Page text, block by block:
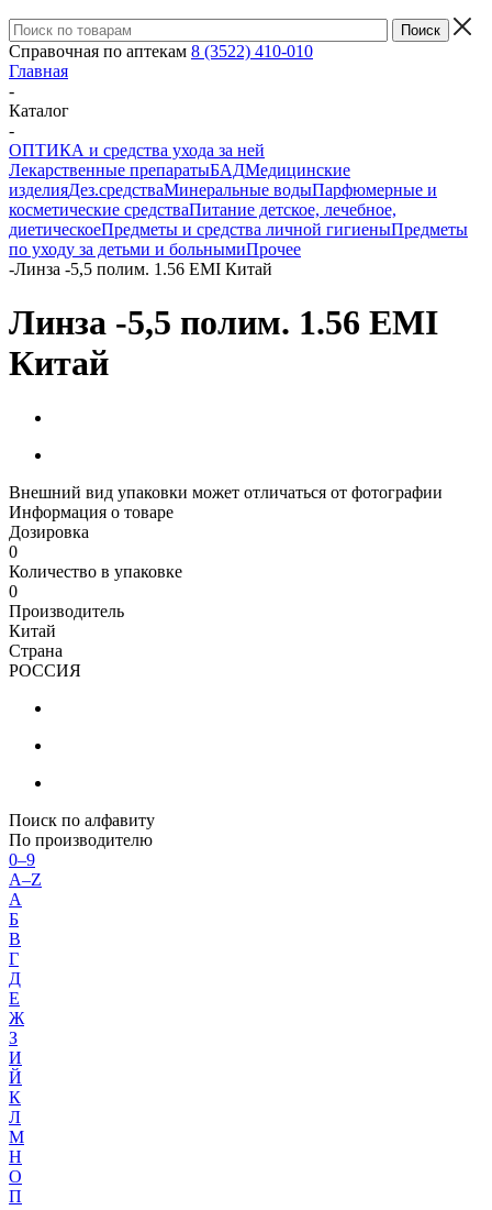
Справочная по аптекам 8 (3522) 410-010
Главная
-
Каталог
-
ОПТИКА и средства ухода за ней
Лекарственные препаратыБАДМедицинские
изделияДез.средстваМинеральные водыПарфюмерные и
косметические средстваПитание детское, лечебное,
диетическоеПредметы и средства личной гигиеныПредметы
по уходу за детьми и больнымиПрочее
-Линза -5,5 полим. 1.56 EMI Китай
Линза -5,5 полим. 1.56 EMI
Китай
Внешний вид упаковки может отличаться от фотографии
Информация о товаре
Дозировка
0
Количество в упаковке
0
Производитель
Китай
Страна
РОССИЯ
Поиск по алфавиту
По производителю
0–9
A–Z
А
Б
В
Г
Д
Е
Ж
З
И
Й
К
Л
М
Н
О
П